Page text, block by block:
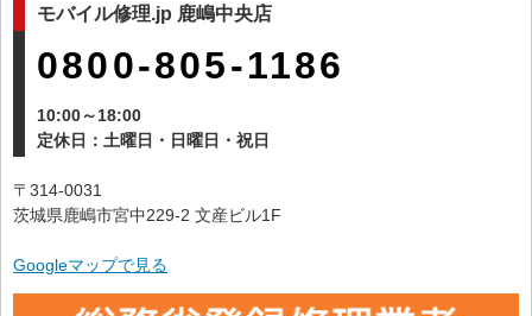
モバイル修理.jp 鹿嶋中央店
0800-805-1186
10:00～18:00
定休日：土曜日・日曜日・祝日
〒314-0031
茨城県鹿嶋市宮中229-2 文産ビル1F
Googleマップで見る